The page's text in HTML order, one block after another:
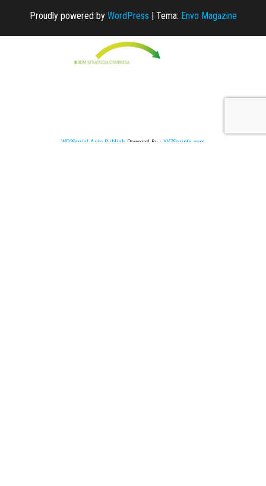
Proudly powered by WordPress | Tema: Envo Magazine
WP2Social Auto Publish Powered By : XYZScripts.com